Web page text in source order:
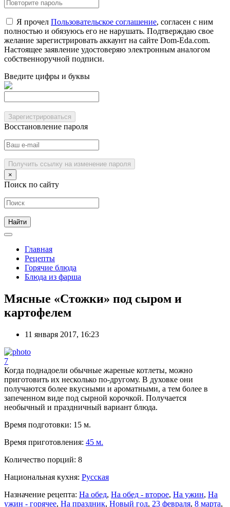
Я прочел Пользовательское соглашение, согласен с ним
полностью и обязуюсь его не нарушать. Подтверждаю свое
желание зарегистрировать аккаунт на сайте Dom-Eda.com.
Настоящее заявление удостоверяю электронным аналогом
собственноручной подписи.
Введите цифры и буквы
Зарегистрироваться
Восстановление пароля
Получить ссылку на изменение пароля
×
Поиск по сайту
Главная
Рецепты
Горячие блюда
Блюда из фарша
Мясные «Стожки» под сыром и
картофелем
11 января 2017, 16:23
7
Когда поднадоели обычные жареные котлеты, можно
приготовить их несколько по-другому. В духовке они
получаются более вкусными и ароматными, а тем более в
запеченном виде под сырной корочкой. Получается
необычный и праздничный вариант блюда.
Время подготовки: 15 м.
Время приготовления: 45 м.
Количество порций: 8
Национальная кухня: Русская
Назначение рецепта: На обед, На обед - второе, На ужин, На
ужин - горячее, На праздник, Новый год, 23 февраля, 8 марта,